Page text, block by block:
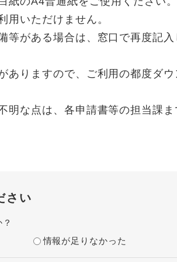
用いただけません。
等がある場合は、窓口で再度記入
ありますので、ご利用の都度ダウ
明な点は、各申請書等の担当課
さい
情報が足りなかった